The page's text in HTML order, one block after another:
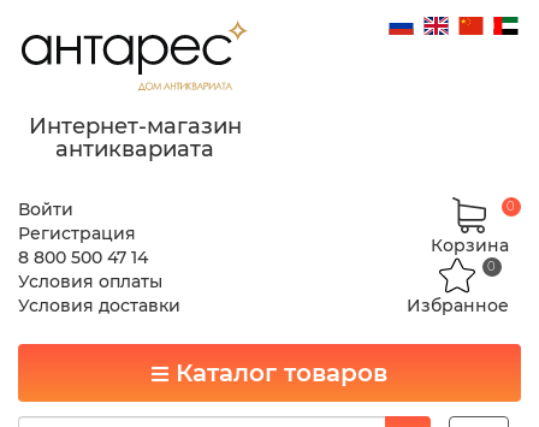
Интернет-магазин
антиквариата
Войти
Регистрация
8 800 500 47 14
Условия оплаты
Условия доставки
Корзина
0
Избранное
0
Каталог товаров